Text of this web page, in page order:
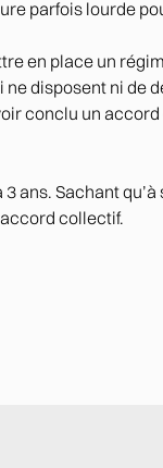
parfois lourde
en place un
disposent ni de
conclu un
ans. Sachant
collectif.